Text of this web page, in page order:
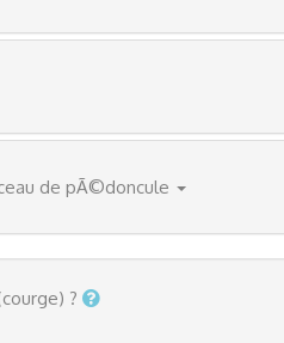
de pÃ©doncule
?